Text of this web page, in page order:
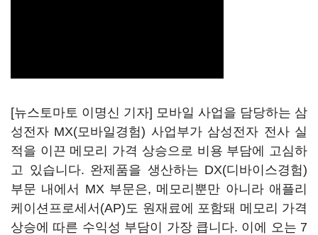
[뉴스토마토 이명신 기자] 모바일 사업을 담당하는 삼
성전자 MX(모바일경험) 사업부가 삼성전자 전사 실
적을 이끈 메모리 가격 상승으로 비용 부담에 고심하
고 있습니다. 완제품을 생산하는 DX(디바이스경험)
부문 내에서 MX 부문은, 메모리뿐만 아니라 애플리
케이션프로세서(AP)도 원재료에 포함돼 메모리 가격
상승에 따른 수익성 부담이 가장 큽니다. 이에 오는 7